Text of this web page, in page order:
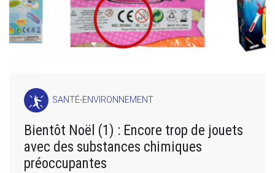
SANTÉ-ENVIRONNEMENT
Bientôt Noël (1) : Encore trop de jouets
avec des substances chimiques
préoccupantes